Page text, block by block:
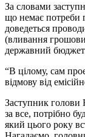
За словами
що немає потреби
доведеться
(вливання
державний
“В цілому, сам
відмову від
Заступник
за все, потрібно
який цього року